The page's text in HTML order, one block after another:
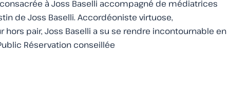
à Joss Baselli accompagné de médiatrices
de Joss Baselli. Accordéoniste virtuose,
pair, Joss Baselli a su se rendre incontournable en
Réservation conseillée